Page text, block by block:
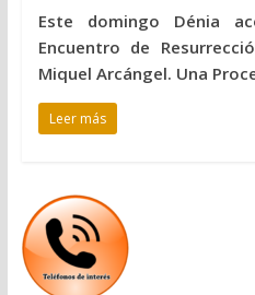
Este domingo Dénia
Encuentro de
Miquel Arcángel. Una
Leer más